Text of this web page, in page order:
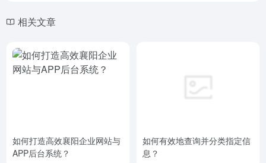
相关文章
如何打造高效襄阳企业网站与
APP后台系统？
如何有效地查询并分类指定信
息？